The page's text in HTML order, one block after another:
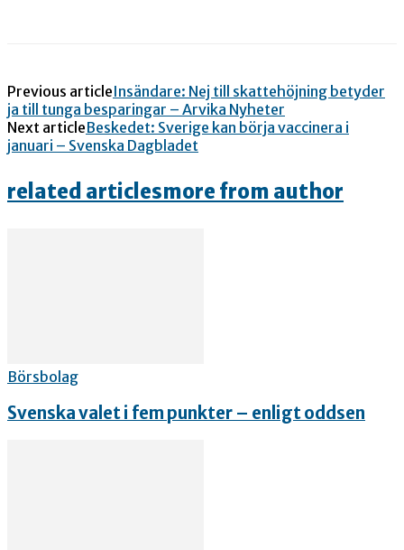
Previous articleInsändare: Nej till skattehöjning betyder
ja till tunga besparingar – Arvika Nyheter
Next articleBeskedet: Sverige kan börja vaccinera i
januari – Svenska Dagbladet
related articlesmore from author
Börsbolag
Svenska valet i fem punkter – enligt oddsen